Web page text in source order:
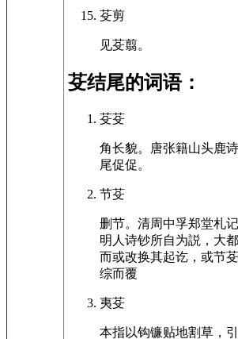
芟剪
见芟翦。
芟结尾的词语：
芟芟
角长貌。唐张籍山头鹿
尾促促。
节芟
删节。清周中孚郑堂札
明人诗钞所自为説，大
而或改换其起讫，或节
综而覆
夷芟
本指以钩镰贴地割草，